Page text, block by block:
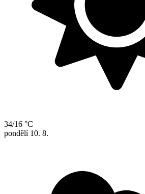
34/16 °C
pondělí 10. 8.